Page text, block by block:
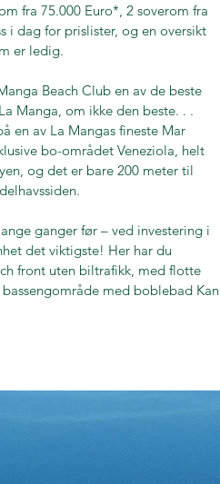
fra 75.000 Euro*, 2 soverom fra
i dag for prislister, og en oversikt
er ledig.
Beach Club en av de beste
Manga, om ikke den beste. . .
en av La Mangas fineste Mar
bo-området Veneziola, helt
og det er bare 200 meter til
ganger før – ved investering i
det viktigste! Her har du
front uten biltrafikk, med flotte
med boblebad Kan